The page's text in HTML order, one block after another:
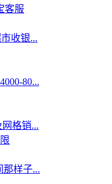
收银...
80...
格销...
那样子...